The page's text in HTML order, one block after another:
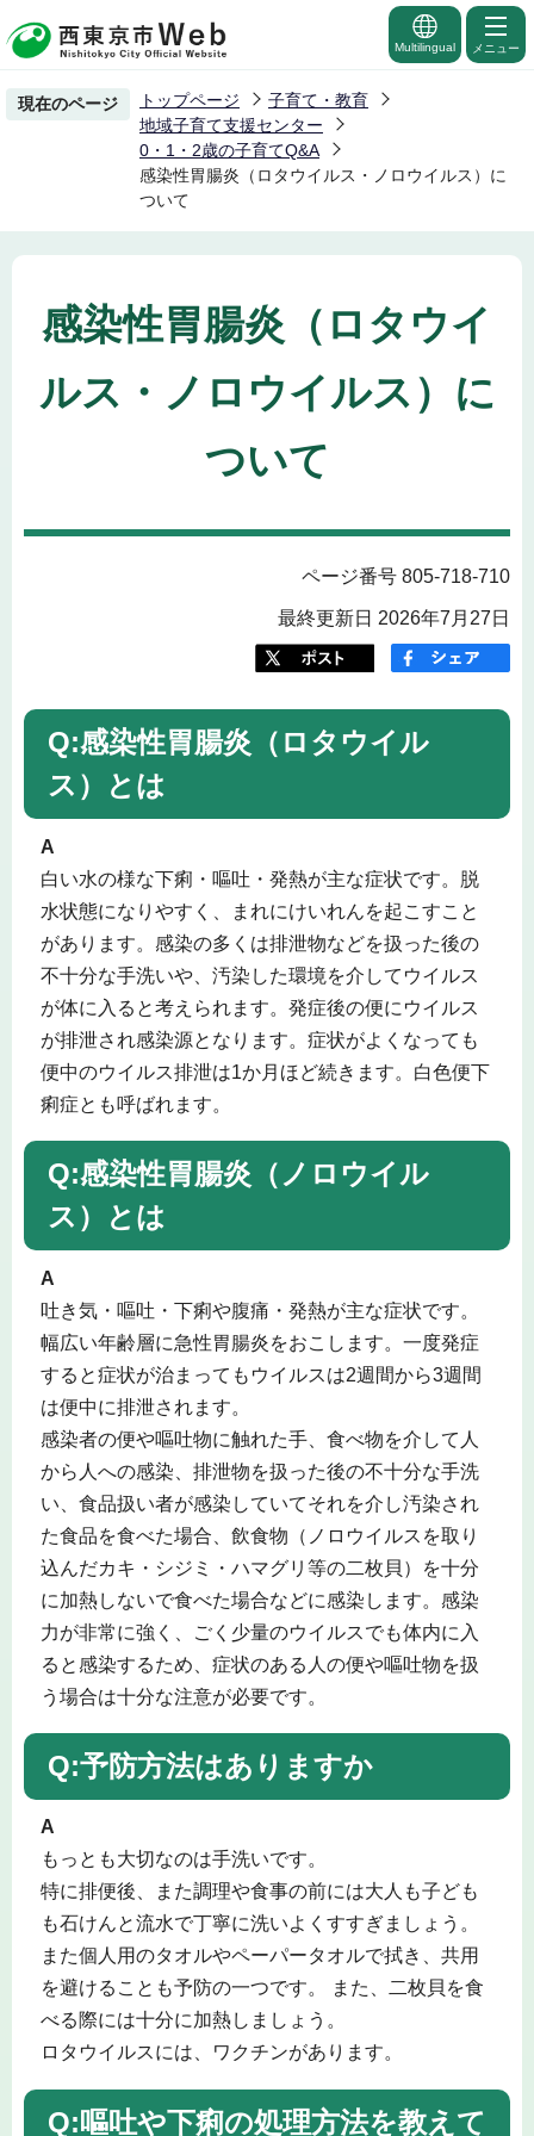
の
ー
Multilingual メニュー
現在のページ トップページ
子育て・教育
地域子育て支援センター
0・1・2歳の子育てQ&A
感染性胃腸炎（ロタウイルス・ノロウイルス）に
ついて
感染性胃腸炎（ロタウイ
ルス・ノロウイルス）に
ついて
ページ番号 805-718-710
最終更新日 2026年7月27日
Q:感染性胃腸炎（ロタウイル
ス）とは
A
白い水の様な下痢・嘔吐・発熱が主な症状です。脱
水状態になりやすく、まれにけいれんを起こすこと
があります。感染の多くは排泄物などを扱った後の
不十分な手洗いや、汚染した環境を介してウイルス
が体に入ると考えられます。発症後の便にウイルス
が排泄され感染源となります。症状がよくなっても
便中のウイルス排泄は1か月ほど続きます。白色便下
痢症とも呼ばれます。
Q:感染性胃腸炎（ノロウイル
ス）とは
A
吐き気・嘔吐・下痢や腹痛・発熱が主な症状です。
幅広い年齢層に急性胃腸炎をおこします。一度発症
すると症状が治まってもウイルスは2週間から3週間
は便中に排泄されます。
感染者の便や嘔吐物に触れた手、食べ物を介して人
から人への感染、排泄物を扱った後の不十分な手洗
い、食品扱い者が感染していてそれを介し汚染され
た食品を食べた場合、飲食物（ノロウイルスを取り
込んだカキ・シジミ・ハマグリ等の二枚貝）を十分
に加熱しないで食べた場合などに感染します。感染
力が非常に強く、ごく少量のウイルスでも体内に入
ると感染するため、症状のある人の便や嘔吐物を扱
う場合は十分な注意が必要です。
Q:予防方法はありますか
A
もっとも大切なのは手洗いです。
特に排便後、また調理や食事の前には大人も子ども
も石けんと流水で丁寧に洗いよくすすぎましょう。
また個人用のタオルやペーパータオルで拭き、共用
を避けることも予防の一つです。 また、二枚貝を食
べる際には十分に加熱しましょう。
ロタウイルスには、ワクチンがあります。
Q:嘔吐や下痢の処理方法を教えて